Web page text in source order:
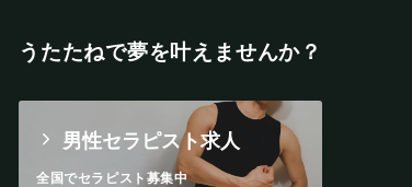
うたたねで夢を叶えませんか？
男性セラピスト求人
全国でセラピスト募集中